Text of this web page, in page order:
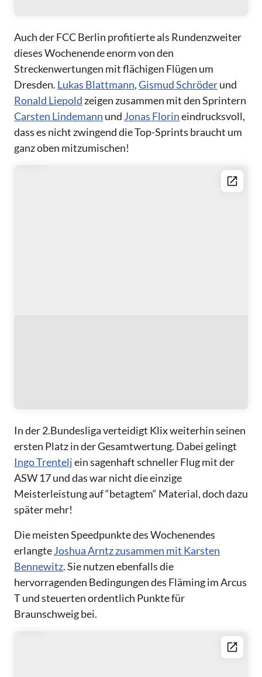
Auch der FCC Berlin profitierte als Rundenzweiter
dieses Wochenende enorm von den
Streckenwertungen mit flächigen Flügen um
Dresden. Lukas Blattmann,Gismud Schröderund
Ronald Liepold zeigen zusammen mit den Sprintern
Carsten Lindemann und Jonas Florineindrucksvoll,
dass es nicht zwingend die Top-Sprints braucht um
ganz oben mitzumischen!
In der 2.Bundesliga verteidigt Klix weiterhin seinen
ersten Platz in der Gesamtwertung. Dabei gelingt
Ingo Trenteljein sagenhaft schneller Flug mit der
ASW 17 und das war nicht die einzige
Meisterleistung auf “betagtem“ Material, doch dazu
später mehr!
Die meisten Speedpunkte des Wochenendes
erlangteJoshua Arntz zusammen mit Karsten
Bennewitz. Sie nutzen ebenfalls die
hervorragenden Bedingungen des Fläming im Arcus
T und steuerten ordentlich Punkte für
Braunschweig bei.